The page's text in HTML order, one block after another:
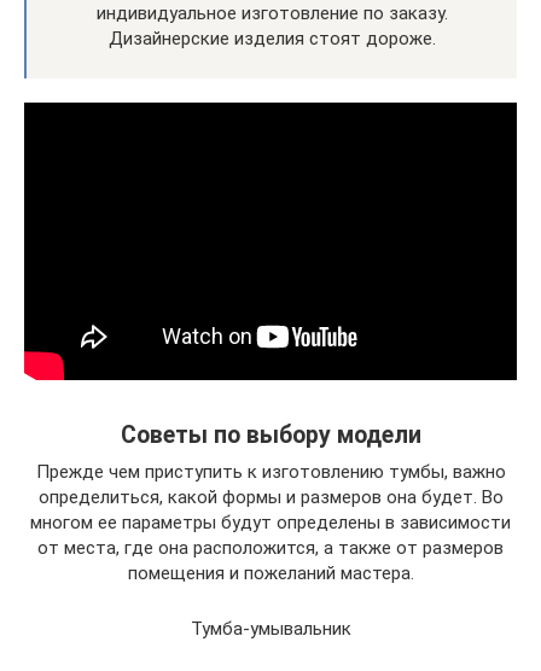
индивидуальное изготовление по заказу.
Дизайнерские изделия стоят дороже.
Советы по выбору модели
Прежде чем приступить к изготовлению тумбы, важно
определиться, какой формы и размеров она будет. Во
многом ее параметры будут определены в зависимости
от места, где она расположится, а также от размеров
помещения и пожеланий мастера.
Тумба-умывальник